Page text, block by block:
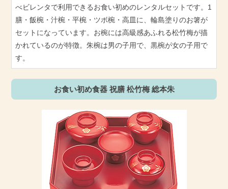
べビレンタで利用できるお食い初めのレンタルセットです。1
膳・飯椀・汁椀・平椀・ツボ椀・高皿に、輪島塗りのお箸が
セットになっています。お椀には高級感あふれる松竹梅が描
かれているのが特徴。朱椀は男の子用で、黒椀が女の子用で
す。
お食い初め食器 祝膳 松竹梅 総本朱